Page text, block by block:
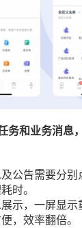
务和业务消息
公告需要分别
时。
示，一屏显
，效率翻倍。